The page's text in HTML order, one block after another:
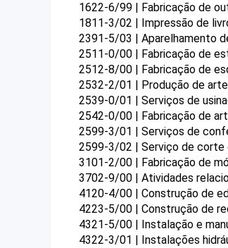
1622-6/99 | Fabricação de
1811-3/02 | Impressão de
2391-5/03 | Aparelhamento
2511-0/00 | Fabricação de
2512-8/00 | Fabricação de
2532-2/01 | Produção de
2539-0/01 | Serviços de
2542-0/00 | Fabricação de
2599-3/01 | Serviços de
2599-3/02 | Serviço de corte
3101-2/00 | Fabricação de
3702-9/00 | Atividades
4120-4/00 | Construção de
4223-5/00 | Construção de
4321-5/00 | Instalação e
4322-3/01 | Instalações